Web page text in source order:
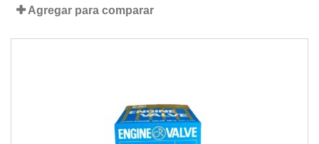
Agregar para comparar